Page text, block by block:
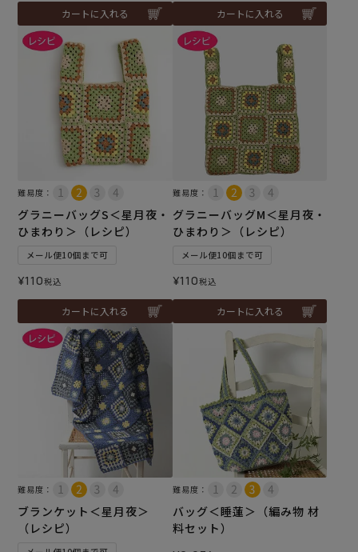
カートに入れる カートに入れる
難易度：
グラニーバッグS＜星月夜・
ひまわり＞（レシピ）
メール便10個まで可
¥110税込
カートに入れる
難易度：
グラニーバッグM＜星月夜・
ひまわり＞（レシピ）
メール便10個まで可
¥110税込
カートに入れる
難易度：
ブランケット＜星月夜＞
（レシピ）
難易度：
バッグ＜睡蓮＞（編み物 材
料セット）